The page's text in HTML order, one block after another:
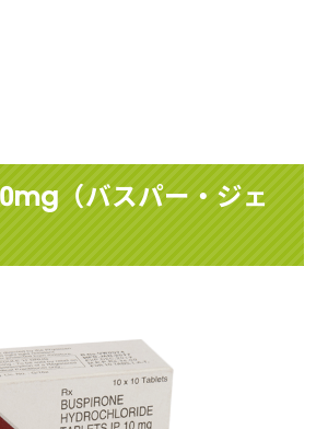
（バスパー・ジェ